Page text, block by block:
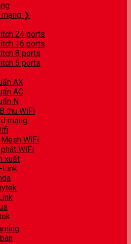
mạng ❯
24 ports
16 ports
8 ports
5 ports
AX
AC
N
thu WiFi
mạng
Mesh WiFi
WiFi
xuất
Link